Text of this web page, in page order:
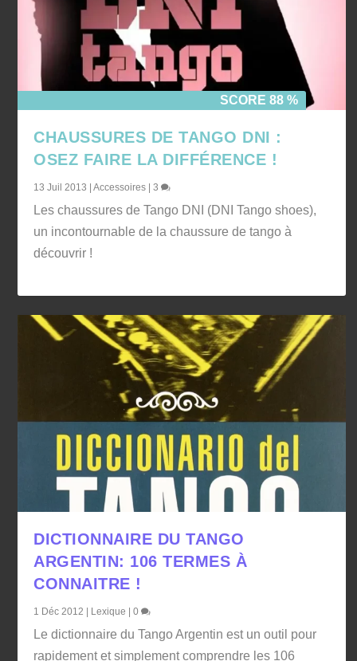
SCORE 88 %
CHAUSSURES DE TANGO DNI :
OSEZ FAIRE LA DIFFÉRENCE !
13 Juil 2013 |Accessoires |3
Les chaussures de Tango DNI (DNI Tango shoes),
un incontournable de la chaussure de tango à
découvrir !
DICTIONNAIRE DU TANGO
ARGENTIN: 106 TERMES À
CONNAITRE !
1 Déc 2012 | Lexique |0
Le dictionnaire du Tango Argentin est un outil pour
rapidement et simplement comprendre les 106